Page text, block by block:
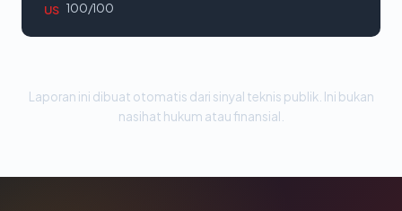
US 100/100
Laporan ini dibuat otomatis dari sinyal teknis publik. Ini bukan
nasihat hukum atau finansial.